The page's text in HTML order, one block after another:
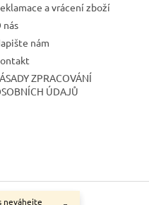
neváhejte
a vrácení zboží
nás
nám
ZPRACOVÁNÍ
ÚDAJŮ